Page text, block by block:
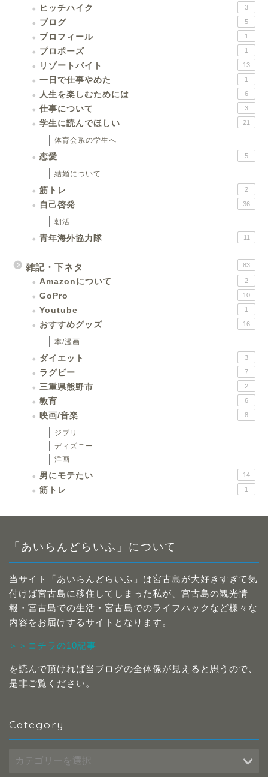
ヒッチハイク 3
ブログ 5
プロフィール 1
プロポーズ 1
リゾートバイト 13
一日で仕事やめた 1
人生を楽しむためには 6
仕事について 3
学生に読んでほしい 21
体育会系の学生へ
恋愛 5
結婚について
筋トレ 2
自己啓発 36
朝活
青年海外協力隊 11
雑記・下ネタ 83
Amazonについて 2
GoPro 10
Youtube 1
おすすめグッズ 16
本/漫画
ダイエット 3
ラグビー 7
三重県熊野市 2
教育 6
映画/音楽 8
ジブリ
ディズニー
洋画
男にモテたい 14
筋トレ 1
「あいらんどらいふ」について
当サイト「あいらんどらいふ」は宮古島が大好きすぎて気
付けば宮古島に移住してしまった私が、宮古島の観光情
報・宮古島での生活・宮古島でのライフハックなど様々な
内容をお届けするサイトとなります。
＞＞コチラの10記事
を読んで頂ければ当ブログの全体像が見えると思うので、
是非ご覧ください。
Category